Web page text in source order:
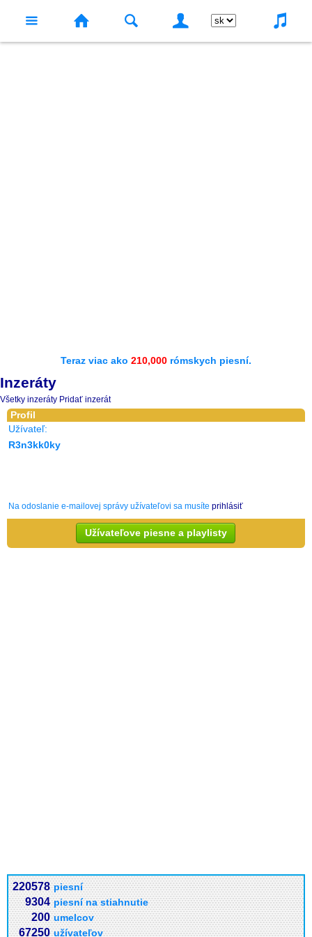
Teraz viac ako 210,000 rómskych piesní.
Inzeráty
Všetky inzeráty Pridať inzerát
Profil
Užívateľ:
R3n3kk0ky
Na odoslanie e-mailovej správy užívateľovi sa musíte prihlásiť
Užívateľove piesne a playlisty
220578 piesní
9304 piesní na stiahnutie
200 umelcov
67250 užívateľov